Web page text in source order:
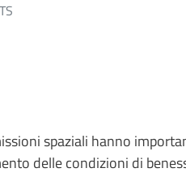
spaziali hanno
delle condizioni di